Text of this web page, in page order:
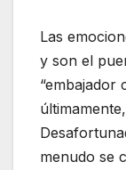
Las
y son el
“embajador
menudo se